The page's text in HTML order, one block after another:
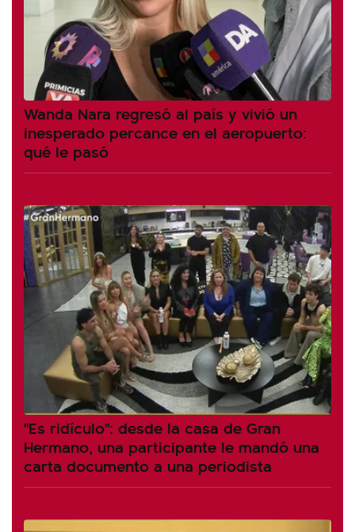
Wanda Nara regresó al país y vivió un
inesperado percance en el aeropuerto:
qué le pasó
"Es ridículo": desde la casa de Gran
Hermano, una participante le mandó una
carta documento a una periodista